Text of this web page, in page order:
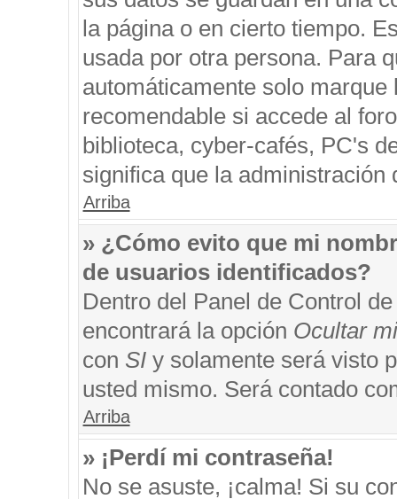
la página o en cierto tiempo.
usada por otra persona. Para
automáticamente solo
recomendable si accede al
biblioteca, cyber-cafés, PC's
significa que la administración
Arriba
» ¿Cómo evito que mi
de usuarios identificados?
Dentro del Panel de Control
encontrará la opción Ocultar
con SIy solamente será visto
usted mismo. Será contado
Arriba
» ¡Perdí mi contraseña!
No se asuste, ¡calma! Si su